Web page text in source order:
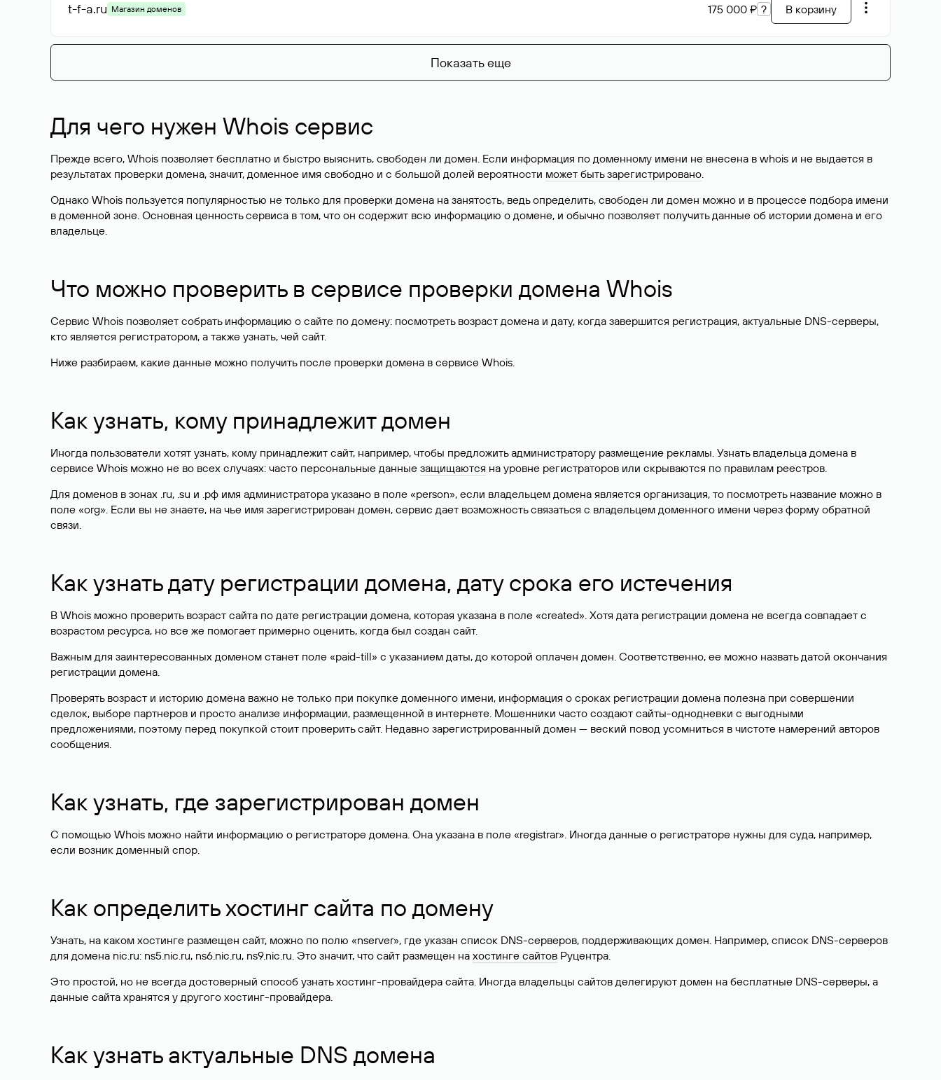
t-f-a.ru Магазин доменов 175 000 ₽ ? В корзину
Показать еще
Для чего нужен Whois сервис
Прежде всего, Whois позволяет бесплатно и быстро выяснить, свободен ли домен. Если информация по доменному имени не внесена в whois и не выдается в
результатах проверки домена, значит, доменное имя свободно и с большой долей вероятности может быть зарегистрировано.
Однако Whois пользуется популярностью не только для проверки домена на занятость, ведь определить, свободен ли домен можно и в процессе подбора имени
в доменной зоне. Основная ценность сервиса в том, что он содержит всю информацию о домене, и обычно позволяет получить данные об истории домена и его
владельце.
Что можно проверить в сервисе проверки домена Whois
Сервис Whois позволяет собрать информацию о сайте по домену: посмотреть возраст домена и дату, когда завершится регистрация, актуальные DNS-серверы,
кто является регистратором, а также узнать, чей сайт.
Ниже разбираем, какие данные можно получить после проверки домена в сервисе Whois.
Как узнать, кому принадлежит домен
Иногда пользователи хотят узнать, кому принадлежит сайт, например, чтобы предложить администратору размещение рекламы. Узнать владельца домена в
сервисе Whois можно не во всех случаях: часто персональные данные защищаются на уровне регистраторов или скрываются по правилам реестров.
Для доменов в зонах .ru, .su и .рф имя администратора указано в поле «person», если владельцем домена является организация, то посмотреть название можно в
поле «org». Если вы не знаете, на чье имя зарегистрирован домен, сервис дает возможность связаться с владельцем доменного имени через форму обратной
связи.
Как узнать дату регистрации домена, дату срока его истечения
В Whois можно проверить возраст сайта по дате регистрации домена, которая указана в поле «created». Хотя дата регистрации домена не всегда совпадает с
возрастом ресурса, но все же помогает примерно оценить, когда был создан сайт.
Важным для заинтересованных доменом станет поле «paid-till» с указанием даты, до которой оплачен домен. Соответственно, ее можно назвать датой окончания
регистрации домена.
Проверять возраст и историю домена важно не только при покупке доменного имени, информация о сроках регистрации домена полезна при совершении
сделок, выборе партнеров и просто анализе информации, размещенной в интернете. Мошенники часто создают сайты-однодневки с выгодными
предложениями, поэтому перед покупкой стоит проверить сайт. Недавно зарегистрированный домен — веский повод усомниться в чистоте намерений авторов
сообщения.
Как узнать, где зарегистрирован домен
С помощью Whois можно найти информацию о регистраторе домена. Она указана в поле «registrar». Иногда данные о регистраторе нужны для суда, например,
если возник доменный спор.
Как определить хостинг сайта по домену
Узнать, на каком хостинге размещен сайт, можно по полю «nserver», где указан список DNS-серверов, поддерживающих домен. Например, список DNS-серверов
для домена nic.ru: ns5.nic.ru, ns6.nic.ru, ns9.nic.ru. Это значит, что сайт размещен на хостинге сайтов Руцентра.
Это простой, но не всегда достоверный способ узнать хостинг-провайдера сайта. Иногда владельцы сайтов делегируют домен на бесплатные DNS-серверы, а
данные сайта хранятся у другого хостинг-провайдера.
Как узнать актуальные DNS домена